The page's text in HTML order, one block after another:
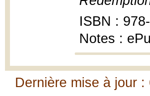
ISBN :
Notes :
Dernière mise à jour :